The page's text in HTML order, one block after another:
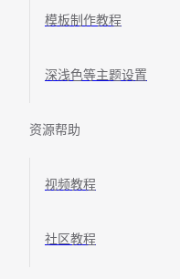
模板制作教程
深浅色等主题设置
资源帮助
视频教程
社区教程